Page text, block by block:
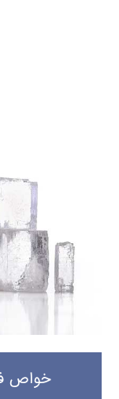
خواص